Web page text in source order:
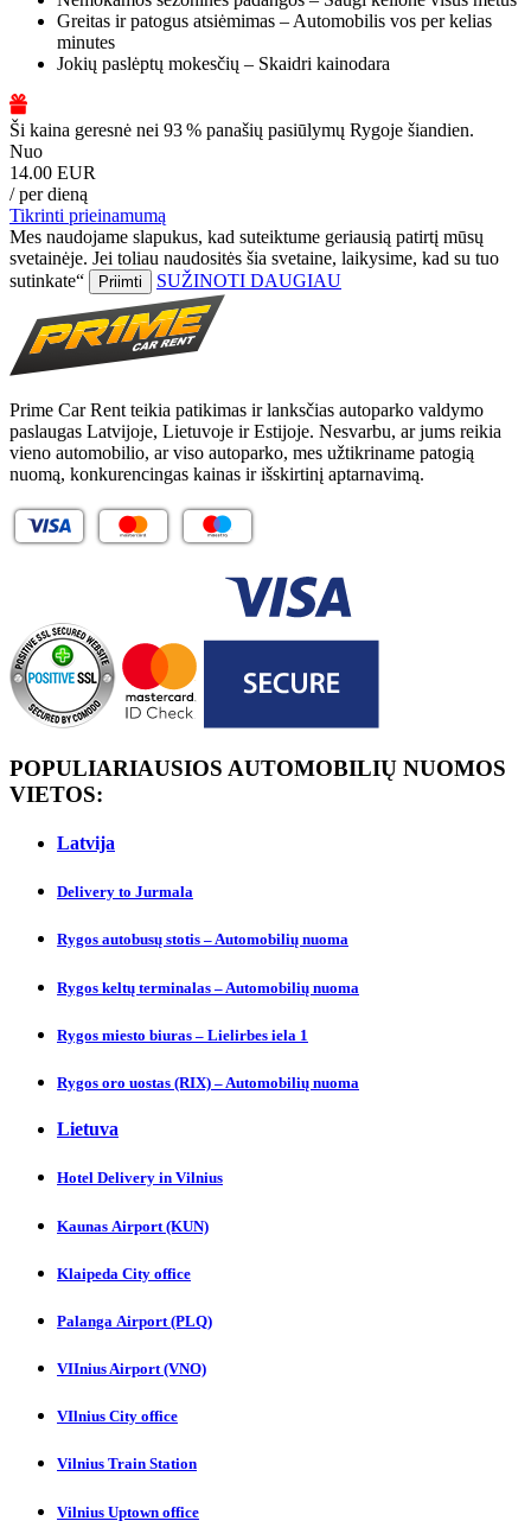
Greitas ir patogus atsiėmimas – Automobilis vos per kelias
minutes
Jokių paslėptų mokesčių – Skaidri kainodara
Ši kaina geresnė nei 93 % panašių pasiūlymų Rygoje šiandien.
Nuo
14.00 EUR
/ per dieną
Tikrinti prieinamumą
Mes naudojame slapukus, kad suteiktume geriausią patirtį mūsų
svetainėje. Jei toliau naudositės šia svetaine, laikysime, kad su tuo
sutinkate“
Priimti SUŽINOTI DAUGIAU
Prime Car Rent teikia patikimas ir lanksčias autoparko valdymo
paslaugas Latvijoje, Lietuvoje ir Estijoje. Nesvarbu, ar jums reikia
vieno automobilio, ar viso autoparko, mes užtikriname patogią
nuomą, konkurencingas kainas ir išskirtinį aptarnavimą.
POPULIARIAUSIOS AUTOMOBILIŲ NUOMOS
VIETOS:
Latvija
Delivery to Jurmalа
Rygos autobusų stotis – Automobilių nuoma
Rygos keltų terminalas – Automobilių nuoma
Rygos miesto biuras – Lielirbes iela 1
Rygos oro uostas (RIX) – Automobilių nuoma
Lietuva
Hotel Delivery in Vilnіus
Kaunas Аirport (KUN)
Klaipeda City officе
Palanga Аirport (PLQ)
VIInius Airport (VNO)
VIlnius City оffice
Vilnius Trаin Station
Vilnius Uptown officе